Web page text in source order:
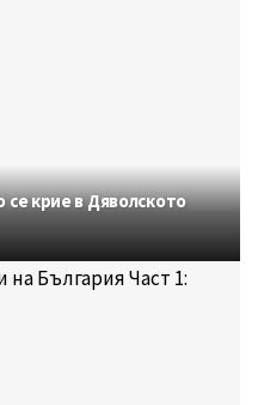
крие в Дяволското